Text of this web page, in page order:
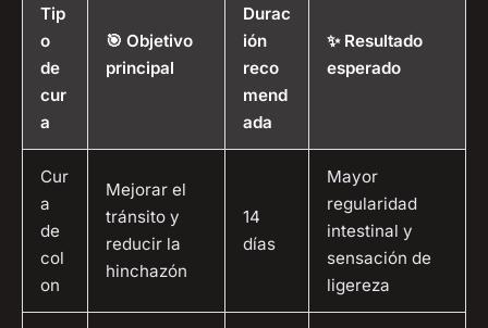
Tip
o
de
cur
a
🎯 Objetivo
principal
Durac
ión
reco
mend
ada
✨ Resultado
esperado
Cur
a
de
col
on
Mejorar el
tránsito y
reducir la
hinchazón
14
días
Mayor
regularidad
intestinal y
sensación de
ligereza